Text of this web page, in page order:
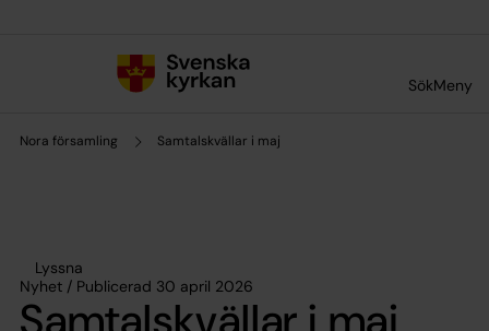
SökMeny
Nora församling Samtalskvällar i maj
Lyssna
Nyhet / Publicerad 30 april 2026